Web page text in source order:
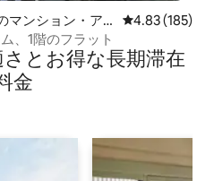
マンション・ア
レビュー185
4.83 (185)
、1階のフラット
とお⁠得⁠な長⁠期⁠滞⁠在
金